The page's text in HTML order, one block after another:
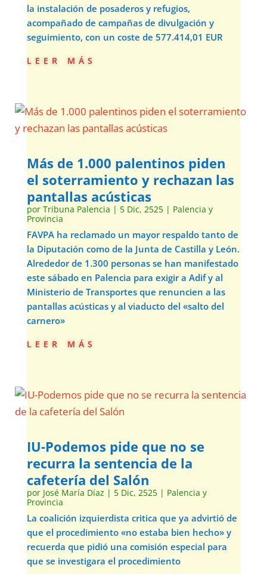
la instalación de posaderos y refugios,
acompañado de campañas de divulgación y
seguimiento, con un coste de 577.414,01 EUR
leer más
Más de 1.000 palentinos piden
el soterramiento y rechazan las
pantallas acústicas
por Tribuna Palencia | 5 Dic, 2525| Palencia y
Provincia
FAVPA ha reclamado un mayor respaldo tanto de
la Diputación como de la Junta de Castilla y León.
Alrededor de 1.300 personas se han manifestado
este sábado en Palencia para exigir a Adif y al
Ministerio de Transportes que renuncien a las
pantallas acústicas y al viaducto del «salto del
carnero»
leer más
IU-Podemos pide que no se
recurra la sentencia de la
cafetería del Salón
por José María Díaz | 5 Dic, 2525| Palencia y
Provincia
La coalición izquierdista critica que ya advirtió de
que el procedimiento «no estaba bien hecho» y
recuerda que pidió una comisión especial para
que se investigara el procedimiento